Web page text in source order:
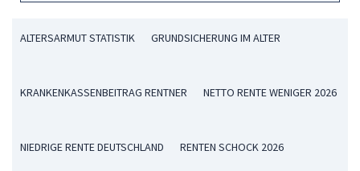
ALTERSARMUT STATISTIK GRUNDSICHERUNG IM ALTER
KRANKENKASSENBEITRAG RENTNER NETTO RENTE WENIGER 2026
NIEDRIGE RENTE DEUTSCHLAND RENTEN SCHOCK 2026